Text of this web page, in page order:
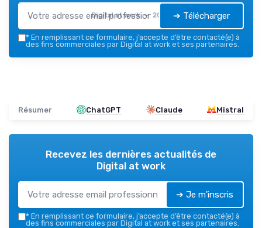
Digital at work — 2026 ➔ Télécharger
* En remplissant ce formulaire, j’accepte d’être contacté(e) à
des fins commerciales par Digital at work et ses partenaires.
Résumer ChatGPT Claude Mistral
Recevez les dernières actualités de
Digital at work
➔ Je m'inscris
* En remplissant ce formulaire, j’accepte d’être contacté(e) à
des fins commerciales par Digital at work et ses partenaires.